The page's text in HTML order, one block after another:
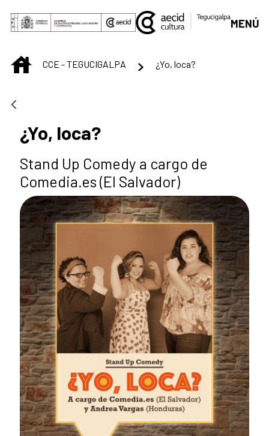
Saltar al contenido principal
MENÚ
INICIOCCE - TEGUCIGALPA ¿Yo, loca?
¿Yo, loca?
Stand Up Comedy a cargo de
Comedia.es (El Salvador)